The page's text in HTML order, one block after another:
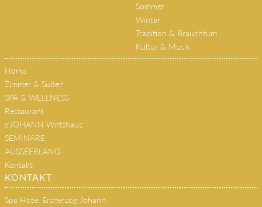
Sommer
Winter
Tradition & Brauchtum
Kultur & Musik
Home
Zimmer & Suiten
SPA & WELLNESS
Restaurant
s'JOHANN Wirtshaus
SEMINARE
AUSSEERLAND
Kontakt
KONTAKT
Spa Hotel Erzherzog Johann